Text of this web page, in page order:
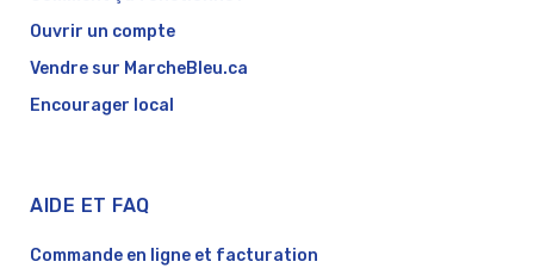
Ouvrir un compte
Vendre sur MarcheBleu.ca
Encourager local
AIDE ET FAQ
Commande en ligne et facturation